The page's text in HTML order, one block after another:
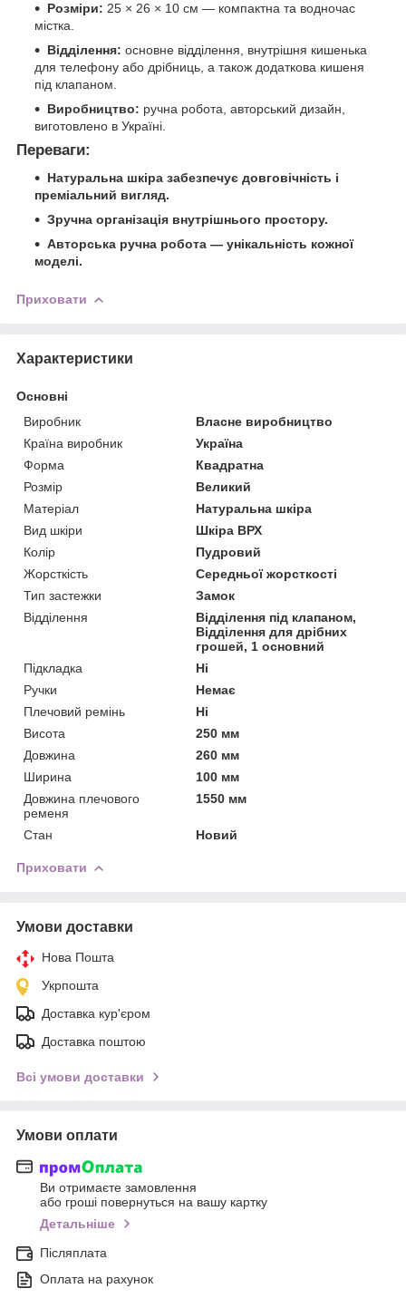
Розміри: 25 × 26 × 10 см — компактна та водночас
містка.
Відділення: основне відділення, внутрішня кишенька
для телефону або дрібниць, а також додаткова кишеня
під клапаном.
Виробництво: ручна робота, авторський дизайн,
виготовлено в Україні.
Переваги:
Натуральна шкіра забезпечує довговічність і
преміальний вигляд.
Зручна організація внутрішнього простору.
Авторська ручна робота — унікальність кожної
моделі.
Приховати
Характеристики
Основні
Виробник
Власне виробництво
Країна виробник
Україна
Форма
Квадратна
Розмір
Великий
Матеріал
Натуральна шкіра
Вид шкіри
Шкіра ВРХ
Колір
Пудровий
Жорсткість
Середньої жорсткості
Тип застежки
Замок
Відділення
Відділення під клапаном,
Відділення для дрібних
грошей, 1 основний
Підкладка
Ні
Ручки
Немає
Плечовий ремінь
Ні
Висота
250 мм
Довжина
260 мм
Ширина
100 мм
Довжина плечового
ременя
1550 мм
Стан Новий
Приховати
Умови доставки
Нова Пошта
Укрпошта
Доставка кур'єром
Доставка поштою
Всі умови доставки
Умови оплати
Ви отримаєте замовлення
або гроші повернуться на вашу картку
Детальніше
Післяплата
Оплата на рахунок